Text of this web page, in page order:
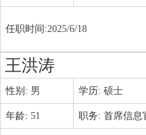
任职时间:2025/6/18
王洪涛
性别: 男 学历: 硕士
年龄: 51 职务: 首席信息